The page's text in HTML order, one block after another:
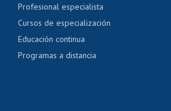
Profesional especialista
Cursos de especialización
Educación continua
Programas a distancia